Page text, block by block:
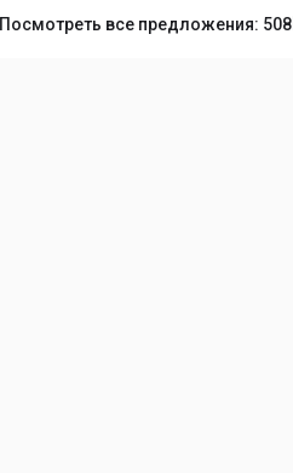
Посмотреть все предложения: 508